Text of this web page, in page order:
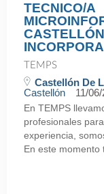
TECNICO/A
TEMPS
Castellón De
Castellón
11/
En TEMPS
profesionales
experiencia,
En este momento